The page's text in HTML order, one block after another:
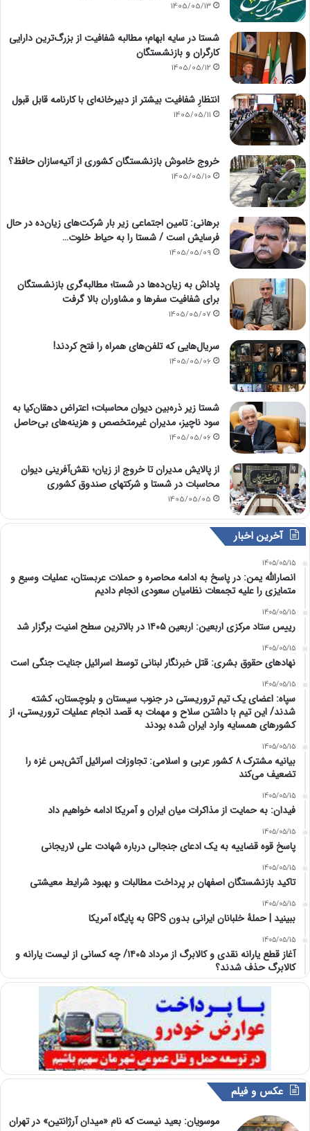
1405/05/13
شستا در سایه ابهام؛ مطالبه شفافیت از بزرگ‌ترین دارایی
کارگران و بازنشستگان
1405/05/12
انتظارِ شفافیت بیشتر از دبیرخانه‌ای با کارنامه قابل قبول
1405/05/11
خروج خاموش بازنشستگان کشوری از آتیه‌سازان حافظ؟
1405/05/10
برهانی: تامین اجتماعی زیر بار شرکت‌های زیان‌ده در حال
فرسایش است / شستا را به حیاط خلوت…
1405/05/09
پاداش به زیان‌ده‌ها در شستا؛ مطالبه‌گری بازنشستگان
برای شفافیت سفرها و مشاوران بالا گرفت
1405/05/07
سریال‌هایی که تلفن‌های همراه را فتح کردند!
1405/05/06
شستا زیر ذره‌بین دیوان محاسبات؛ اعتراض دهقان‌کیا به
سود ناچیز، مدیران غیرمتخصص و هزینه‌های بی‌حاصل
1405/05/06
از پالایش مدیران تا خروج از زیان؛ نقش‌آفرینی دیوان
محاسبات در شستا و شرکتهای صندوق کشوری
1405/05/05
آخرین اخبار
1405/05/15
انصارالله یمن: در پاسخ به ادامه محاصره و حملات عربستان، عملیات وسیع و
متمایزی را علیه تجمعات نظامیان سعودی انجام دادیم
1405/05/15
رییس ستاد مرکزی اربعین: اربعین ۱۴۰۵ در بالاترین سطح امنیت برگزار شد
1405/05/15
نهادهای حقوق بشری: قتل خبرنگار لبنانی توسط اسرائیل جنایت جنگی است
1405/05/15
سپاه: اعضای یک تیم تروریستی در جنوب سیستان و بلوچستان، کشته
شدند/ این تیم با داشتن سلاح و مهمات به قصد انجام عملیات تروریستی، از
کشورهای همسایه وارد ایران شده بودند
1405/05/15
بیانیه مشترک ۸ کشور عربی و اسلامی: تجاوزات اسرائیل آتش‌بس غزه را
تضعیف می‌کند
1405/05/15
فیدان: به حمایت از مذاکرات میان ایران و آمریکا ادامه خواهیم داد
1405/05/15
پاسخ قوه قضاییه به یک ادعای جنجالی درباره شهادت علی لاریجانی
1405/05/15
تاکید بازنشستگان اصفهان بر پرداخت مطالبات و بهبود شرایط معیشتی
1405/05/15
ببینید | حملۀ خلبانان ایرانی بدون GPS به پایگاه آمریکا
1405/05/15
آغاز قطع یارانه نقدی و کالابرگ از مرداد ۱۴۰۵/ چه کسانی از لیست یارانه و
کالابرگ حذف شدند؟
عکس و فیلم
موسویان: بعید نیست که نام «میدان آرژانتین» در تهران